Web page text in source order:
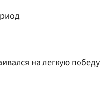
на легкую победу